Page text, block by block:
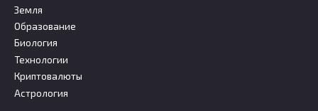
Земля
Образование
Биология
Технологии
Криптовалюты
Астрология